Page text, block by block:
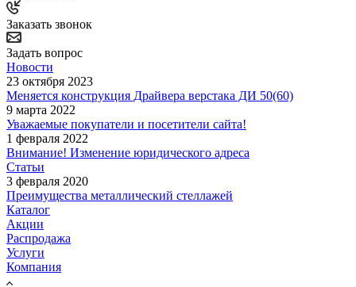
Заказать звонок
Задать вопрос
Новости
23 октября 2023
Меняется конструкция Драйвера верстака ДИ 50(60)
9 марта 2022
Уважаемые покупатели и посетители сайта!
1 февраля 2022
Внимание! Изменение юридического адреса
Статьи
3 февраля 2020
Преимущества металлический стеллажей
Каталог
Акции
Распродажа
Услуги
Компания